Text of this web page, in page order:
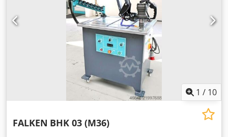
1 / 10
FALKEN BHK 03 (M36)